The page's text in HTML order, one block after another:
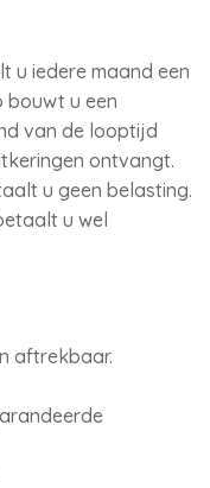
u iedere maand een
bouwt u een
van de looptijd
ontvangt.
u geen belasting.
u wel
aftrekbaar.